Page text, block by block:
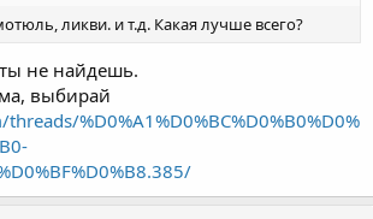
ликви. и т.д. Какая лучше всего?
не найдешь.
выбирай
%D0%A1%D0%BC%D0%B0%D0%